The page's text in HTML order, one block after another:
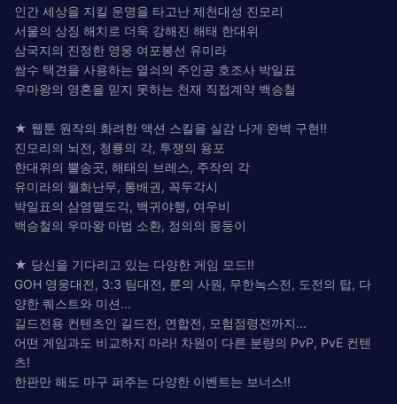
인간 세상을 지킬 운명을 타고난 제천대성 진모리
서울의 상징 해치로 더욱 강해진 해태 한대위
삼국지의 진정한 영웅 여포봉선 유미라
쌈수 택견을 사용하는 열쇠의 주인공 호조사 박일표
우마왕의 영혼을 믿지 못하는 천재 직접계약 백승철
★ 웹툰 원작의 화려한 액션 스킬을 실감 나게 완벽 구현!!
진모리의 뇌전, 청룡의 각, 투쟁의 용포
한대위의 뿔송곳, 해태의 브레스, 주작의 각
유미라의 월화난무, 통배권, 꼭두각시
박일표의 삼염멸도각, 백귀야행, 여우비
백승철의 우마왕 마법 소환, 정의의 몽둥이
★ 당신을 기다리고 있는 다양한 게임 모드!!
GOH 영웅대전, 3:3 팀대전, 룬의 사원, 무한녹스전, 도전의 탑, 다
양한 퀘스트와 미션...
길드전용 컨텐츠인 길드전, 연합전, 모험점령전까지...
어떤 게임과도 비교하지 마라! 차원이 다른 분량의 PvP, PvE 컨텐
츠!
한판만 해도 마구 퍼주는 다양한 이벤트는 보너스!!